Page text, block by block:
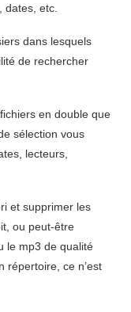
dates, etc.
dans lesquels
de rechercher
en double que
sélection vous
lecteurs,
et supprimer les
ou peut-être
le mp3 de qualité
répertoire, ce n’est